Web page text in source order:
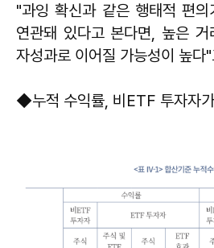
"과잉 확신과 같은 행태적 편
연관돼 있다고 본다면, 높은
자성과로 이어질 가능성이 높다
◆누적 수익률, 비ETF 투자자